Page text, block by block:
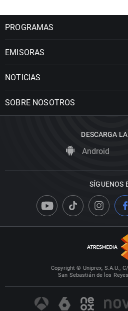
PROGRAMAS
EMISORAS
NOTICIAS
SOBRE NOSOTROS
DESCARGA
Android
SÍGUENOS
Copyright © Uniprex, S.A.U.,
San Sebastián de los